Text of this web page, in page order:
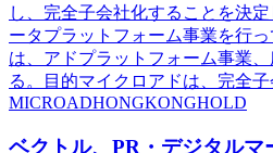
し、完全子会社化することを決
ータプラットフォーム事業を行
は、アドプラットフォーム事業
る。目的マイクロアドは、完全
MICROADHONGKONGHOLD
ベクトル、PR・デジタル